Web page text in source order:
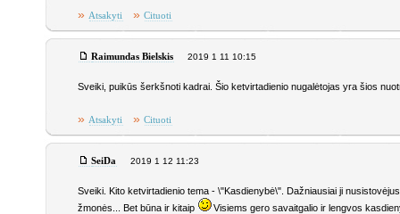
» Atsakyti » Cituoti
Raimundas Bielskis 2019 1 11 10:15
Sveiki, puikūs šerkšnoti kadrai. Šio ketvirtadienio nugalėtojas yra šios
» Atsakyti » Cituoti
SeiDa 2019 1 12 11:23
Sveiki. Kito ketvirtadienio tema - \"Kasdienybė\". Dažniausiai ji
žmonės... Bet būna ir kitaip
Visiems gero savaitgalio ir lengvos